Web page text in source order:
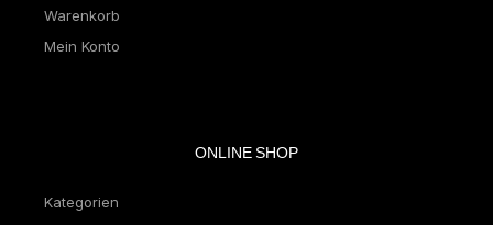
Warenkorb
Mein Konto
ONLINE SHOP
Kategorien